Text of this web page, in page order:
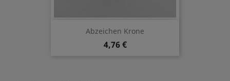
Abzeichen Krone
4,76 €